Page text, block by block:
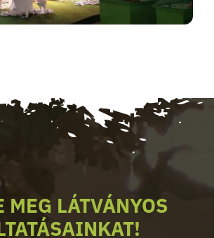
MEG LÁTVÁNYOS